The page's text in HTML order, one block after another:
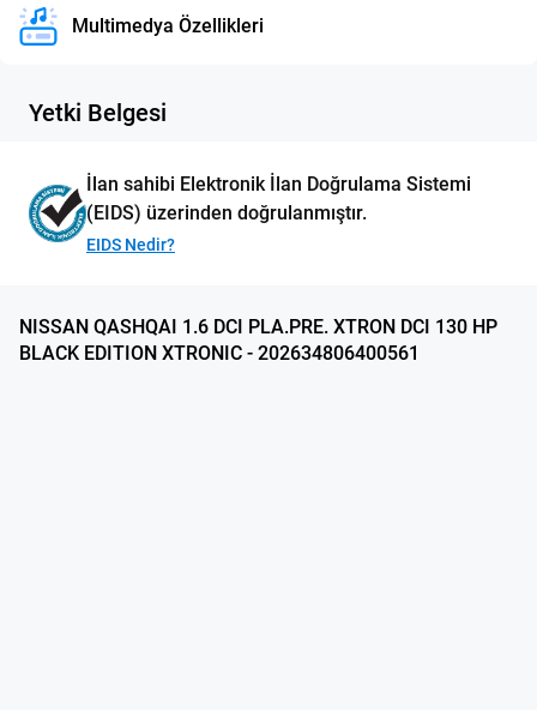
Multimedya Özellikleri
Yetki Belgesi
İlan sahibi Elektronik İlan Doğrulama Sistemi
(EIDS) üzerinden doğrulanmıştır.
EIDS Nedir?
NISSAN QASHQAI 1.6 DCI PLA.PRE. XTRON DCI 130 HP
BLACK EDITION XTRONIC - 202634806400561